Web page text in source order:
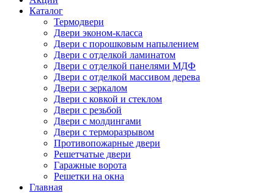
Каталог
Термодвери
Двери эконом-класса
Двери с порошковым напылением
Двери с отделкой ламинатом
Двери с отделкой панелями МДФ
Двери с отделкой массивом дерева
Двери с зеркалом
Двери с ковкой и стеклом
Двери с резьбой
Двери с молдингами
Двери с терморазрывом
Противопожарные двери
Решетчатые двери
Гаражные ворота
Решетки на окна
Главная